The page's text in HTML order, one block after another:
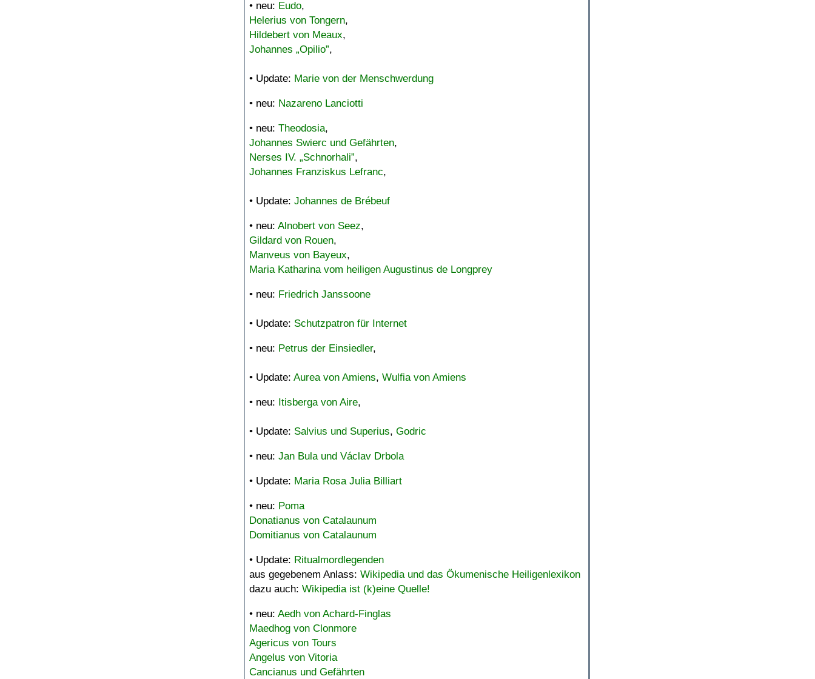
• neu: Eudo,
Helerius von Tongern,
Hildebert von Meaux,
Johannes „Opilio”,
• Update: Marie von der Menschwerdung
• neu: Nazareno Lanciotti
• neu: Theodosia,
Johannes Swierc und Gefährten,
Nerses IV. „Schnorhali”,
Johannes Franziskus Lefranc,
• Update: Johannes de Brébeuf
• neu: Alnobert von Seez,
Gildard von Rouen,
Manveus von Bayeux,
Maria Katharina vom heiligen Augustinus de Longprey
• neu: Friedrich Janssoone
• Update: Schutzpatron für Internet
• neu: Petrus der Einsiedler,
• Update: Aurea von Amiens, Wulfia von Amiens
• neu: Itisberga von Aire,
• Update: Salvius und Superius, Godric
• neu: Jan Bula und Václav Drbola
• Update: Maria Rosa Julia Billiart
• neu: Poma
Donatianus von Catalaunum
Domitianus von Catalaunum
• Update: Ritualmordlegenden
aus gegebenem Anlass: Wikipedia und das Ökumenische Heiligenlexikon
dazu auch: Wikipedia ist (k)eine Quelle!
• neu: Aedh von Achard-Finglas
Maedhog von Clonmore
Agericus von Tours
Angelus von Vitoria
Cancianus und Gefährten